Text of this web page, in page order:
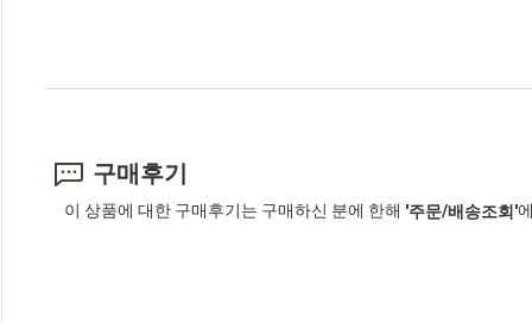
구매후기
이 상품에 대한 구매후기는 구매하신 분에 한해 '주문/배송조회'